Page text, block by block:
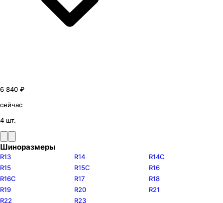
6 840 ₽
сейчас
4 шт.
Шиноразмеры
R13 R14
R14C
R15
R15C
R16
R16C
R17
R18
R19
R20
R21
R22
R23